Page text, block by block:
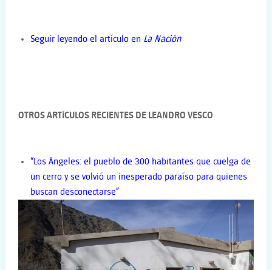
Seguir leyendo el artículo en La Nación
OTROS ARTÍCULOS RECIENTES DE LEANDRO VESCO
“Los Ángeles: el pueblo de 300 habitantes que cuelga de
un cerro y se volvió un inesperado paraíso para quienes
buscan desconectarse”